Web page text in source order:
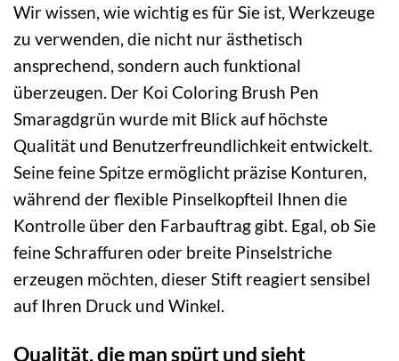
Wir wissen, wie wichtig es für Sie ist, Werkzeuge
zu verwenden, die nicht nur ästhetisch
ansprechend, sondern auch funktional
überzeugen. Der Koi Coloring Brush Pen
Smaragdgrün wurde mit Blick auf höchste
Qualität und Benutzerfreundlichkeit entwickelt.
Seine feine Spitze ermöglicht präzise Konturen,
während der flexible Pinselkopfteil Ihnen die
Kontrolle über den Farbauftrag gibt. Egal, ob Sie
feine Schraffuren oder breite Pinselstriche
erzeugen möchten, dieser Stift reagiert sensibel
auf Ihren Druck und Winkel.
Qualität, die man spürt und sieht